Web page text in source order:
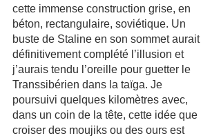
cette immense construction grise, en
béton, rectangulaire, soviétique. Un
buste de Staline en son sommet aurait
définitivement complété l’illusion et
j’aurais tendu l’oreille pour guetter le
Transsibérien dans la taïga. Je
poursuivi quelques kilomètres avec,
dans un coin de la tête, cette idée que
croiser des moujiks ou des ours est